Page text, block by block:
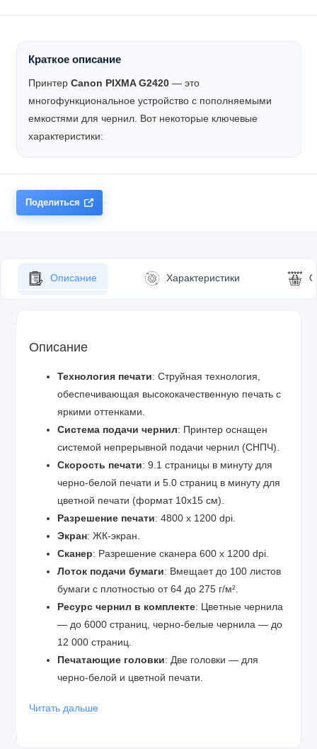
Краткое описание
Принтер Canon PIXMA G2420— это
многофункциональное устройство с пополняемыми
емкостями для чернил. Вот некоторые ключевые
характеристики:
Поделиться
Описание Характеристики
Описание
Технология печати: Струйная технология,
обеспечивающая высококачественную печать с
яркими оттенками.
Система подачи чернил: Принтер оснащен
системой непрерывной подачи чернил (СНПЧ).
Скорость печати: 9.1 страницы в минуту для
черно-белой печати и 5.0 страниц в минуту для
цветной печати (формат 10x15 см).
Разрешение печати: 4800 x 1200 dpi.
Экран: ЖК-экран.
Сканер: Разрешение сканера 600 x 1200 dpi.
Лоток подачи бумаги: Вмещает до 100 листов
бумаги с плотностью от 64 до 275 г/м².
Ресурс чернил в комплекте: Цветные чернила
— до 6000 страниц, черно-белые чернила — до
12 000 страниц.
Печатающие головки: Две головки — для
черно-белой и цветной печати.
Что касается расходных материалов:
Читать дальше